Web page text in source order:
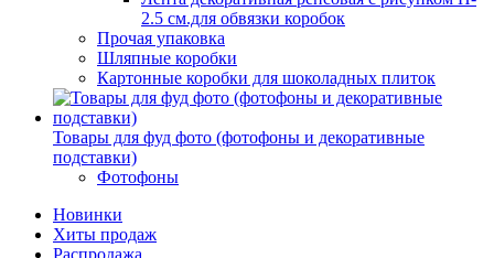
2.5 см.для обвязки коробок
Прочая упаковка
Шляпные коробки
Картонные коробки для шоколадных плиток
Товары для фуд фото (фотофоны и декоративные
подставки)
Фотофоны
Новинки
Хиты продаж
Распродажа